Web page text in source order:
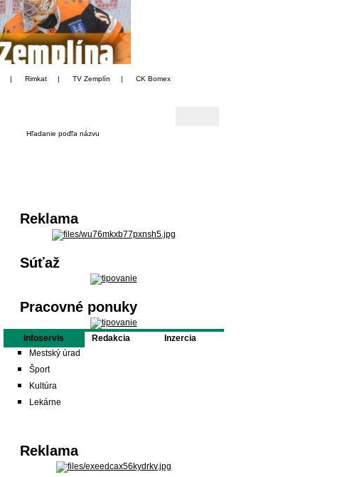
| Rimkat | TV Zemplín | CK Bomex
Hľadanie poďľa názvu
Reklama
Súťaž
Pracovné ponuky
Infoservis Redakcia
Inzercia
Mestský úrad
Šport
Kultúra
Lekárne
Reklama